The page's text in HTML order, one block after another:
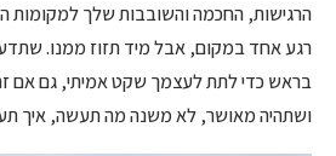
הרגישות, החכמה והשובבות שלך למקומות
רגע אחד במקום, אבל מיד תזוז ממנו.
בראש כדי לתת לעצמך שקט אמיתי, גם אם
ושתהיה מאושר, לא משנה מה תעשה, איך